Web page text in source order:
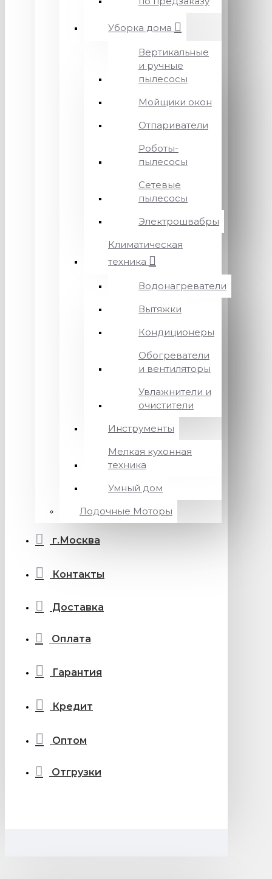
Уборка дома
Вертикальные
и ручные
пылесосы
Мойщики окон
Отпариватели
Роботы-
пылесосы
Сетевые
пылесосы
Электрошвабры
Климатическая
техника
Водонагреватели
Вытяжки
Кондиционеры
Обогреватели
и вентиляторы
Увлажнители и
очистители
Инструменты
Мелкая кухонная
техника
Умный дом
Лодочные Моторы
г.Москва
Контакты
Доставка
Оплата
Гарантия
Кредит
Оптом
Отгрузки